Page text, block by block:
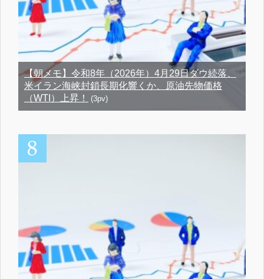
【朝メモ】令和8年（2026年）4月29日ダウ続落、
米イラン海峡封鎖長期化響くか、原油先物価格
（WTI）上昇！
(3pv)